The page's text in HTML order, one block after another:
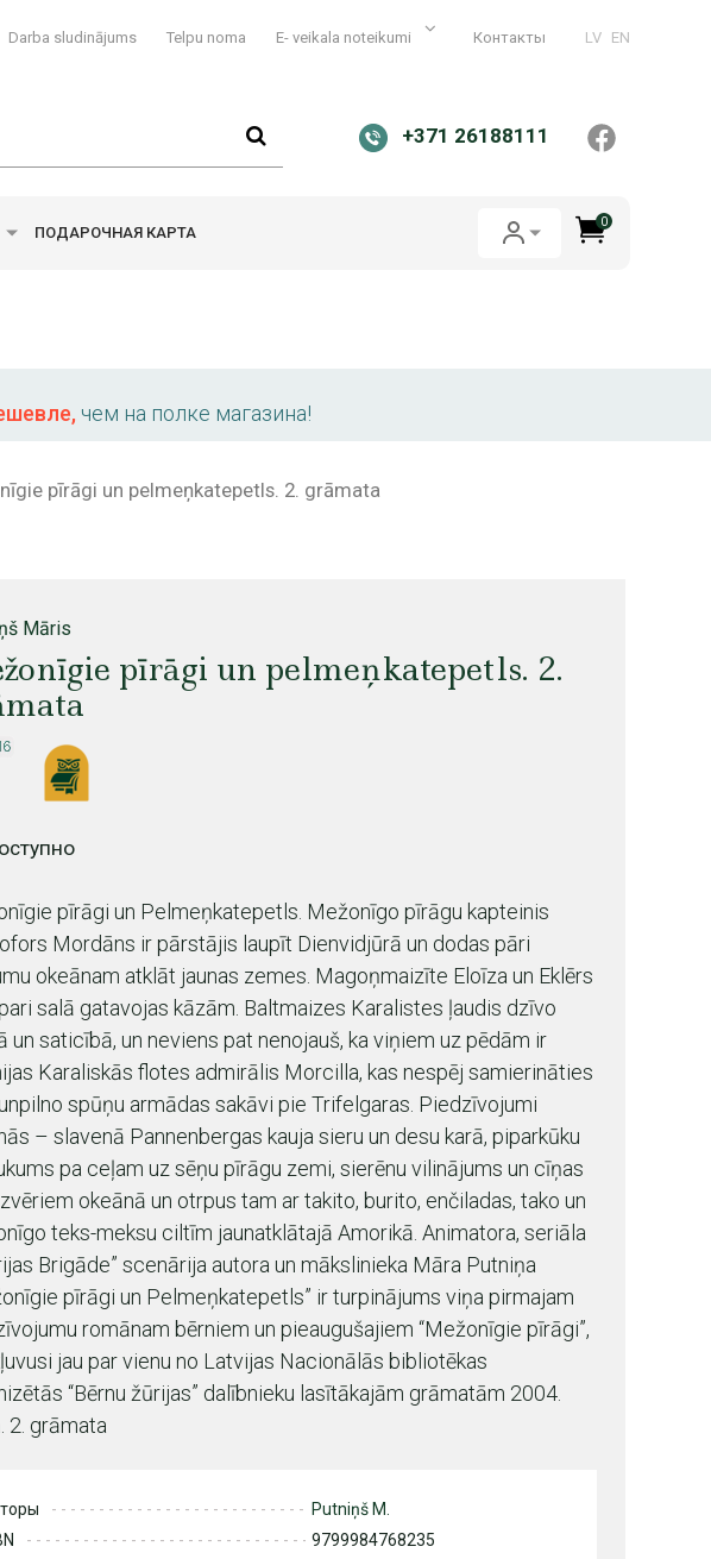
Darba sludinājums Telpu noma E- veikala noteikumi Контакты LV EN
+371 26188111
ПОДАРОЧНАЯ КАРТА
0
чем на полке магазина!
pīrāgi un pelmeņkatepetls. 2. grāmata
Māris
pīrāgi un pelmeņkatepetls. 2.
pīrāgi un Pelmeņkatepetls. Mežonīgo pīrāgu kapteinis
Mordāns ir pārstājis laupīt Dienvidjūrā un dodas pāri
okeānam atklāt jaunas zemes. Magoņmaizīte Eloīza un Eklērs
salā gatavojas kāzām. Baltmaizes Karalistes ļaudis dzīvo
un saticībā, un neviens pat nenojauš, ka viņiem uz pēdām ir
Karaliskās flotes admirālis Morcilla, kas nespēj samierināties
spūņu armādas sakāvi pie Trifelgaras. Piedzīvojumi
– slavenā Pannenbergas kauja sieru un desu karā, piparkūku
pa ceļam uz sēņu pīrāgu zemi, sierēnu vilinājums un cīņas
okeānā un otrpus tam ar takito, burito, enčiladas, tako un
teks-meksu ciltīm jaunatklātajā Amorikā. Animatora, seriāla
Brigāde” scenārija autora un mākslinieka Māra Putniņa
pīrāgi un Pelmeņkatepetls” ir turpinājums viņa pirmajam
romānam bērniem un pieaugušajiem “Mežonīgie pīrāgi”,
jau par vienu no Latvijas Nacionālās bibliotēkas
“Bērnu žūrijas” dalībnieku lasītākajām grāmatām 2004.
2. grāmata
Putniņš M.
9799984768235